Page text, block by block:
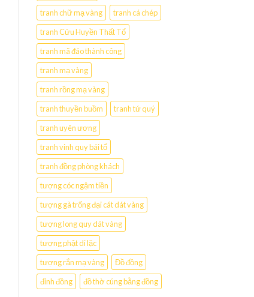
tranh chữ mạ vàng
tranh cá chép
tranh Cửu Huyền Thất Tổ
tranh mã đáo thành công
tranh mạ vàng
tranh rồng mạ vàng
tranh thuyền buồm
tranh tứ quý
tranh uyên ương
tranh vinh quy bái tổ
tranh đồng phòng khách
tượng cóc ngậm tiền
tượng gà trống đại cát dát vàng
tượng long quy dát vàng
tượng phật di lặc
tượng rắn mạ vàng
Đồ đồng
đỉnh đồng
đồ thờ cúng bằng đồng